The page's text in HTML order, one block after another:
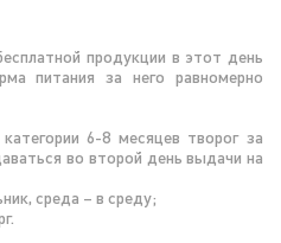
продукции в этот день
питания за него равномерно
6-8 месяцев творог за
во второй день выдачи на
среда – в среду;